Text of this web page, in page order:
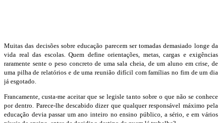
Muitas das decisões sobre educação parecem ser tomadas demasiado longe da
vida real das escolas. Quem define orientações, metas, cargas e exigências
raramente sente o peso concreto de uma sala cheia, de um aluno em crise, de
uma pilha de relatórios e de uma reunião difícil com famílias no fim de um dia
já esgotado.
Francamente, custa-me aceitar que se legisle tanto sobre o que não se conhece
por dentro. Parece-lhe descabido dizer que qualquer responsável máximo pela
educação devia passar um ano inteiro no ensino público, a sério, e em vários